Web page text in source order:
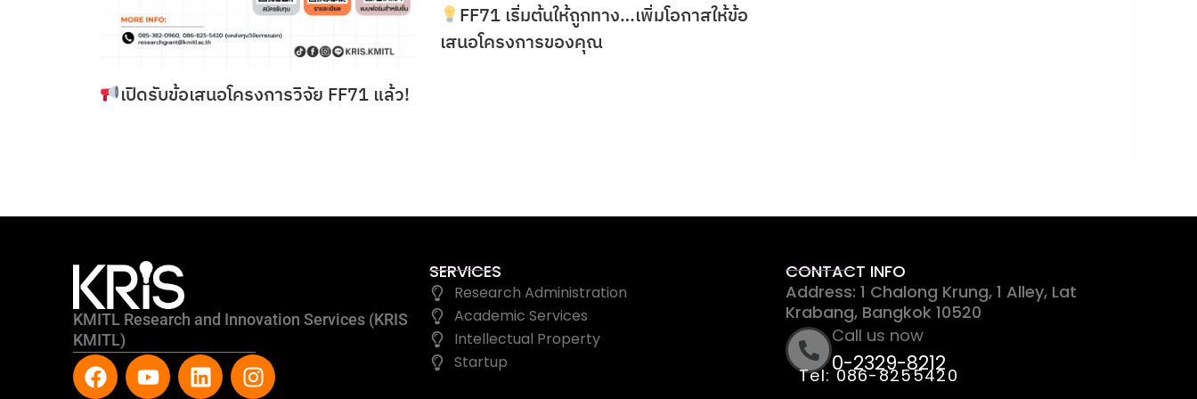
เปิดรับข้อเสนอโครงการวิจัย FF71 แล้ว!
FF71 เริ่มต้นให้ถูกทาง…เพิ่มโอกาสให้ข้อ
เสนอโครงการของคุณ
KMITL Research and Innovation Services (KRIS
KMITL)
F
a
Y
o
L
i
I
n
SERVICES
Research Administration
Academic Services
Intellectual Property
Startup
CONTACT INFO
Address: 1 Chalong Krung, 1 Alley, Lat
Krabang, Bangkok 10520
Call us now
0-2329-8212
Tel: 086-8255420